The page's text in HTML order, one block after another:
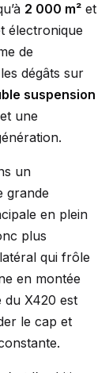
2 000 m²et
électronique
de
dégâts sur
suspension
une
un
grande
en plein
plus
qui frôle
en montée
du X420 est
le cap et